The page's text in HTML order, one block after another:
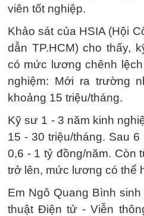
viên tốt nghiệp.
Khảo sát của HSIA (Hội
dẫn TP.HCM) cho thấy,
có mức lương chênh
nghiệm: Mới ra trường
khoảng 15 triệu/tháng.
Kỹ sư 1 - 3 năm kinh
15 - 30 triệu/tháng. Sau
0,6 - 1 tỷ đồng/năm. Còn
trở lên, mức lương có thể
Em Ngô Quang Bình
thuật Điện tử - Viễn